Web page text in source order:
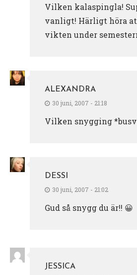
Vilken kalaspingla!
vanligt! Härligt höra
vikten under
ALEXANDRA
30 juni, 2007 - 21:18
Vilken snygging
DESSI
30 juni, 2007 - 21:02
Gud så snygg du är!! 😀
JESSICA